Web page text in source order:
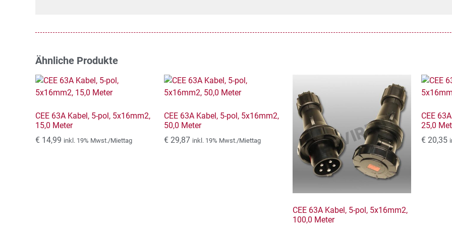
Ähnliche Produkte
CEE 63A Kabel, 5-pol, 5x16mm2,
15,0 Meter
€ 14,99 inkl. 19% Mwst./Miettag
CEE 63A Kabel, 5-pol, 5x16mm2,
50,0 Meter
€ 29,87 inkl. 19% Mwst./Miettag
CEE 63A Kabel, 5-pol, 5x16mm2,
100,0 Meter
CEE
25,0
€ 20,35